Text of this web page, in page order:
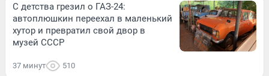
С детства грезил о ГАЗ-24:
автоплюшкин переехал в маленький
хутор и превратил свой двор в
музей СССР
37 минут 510